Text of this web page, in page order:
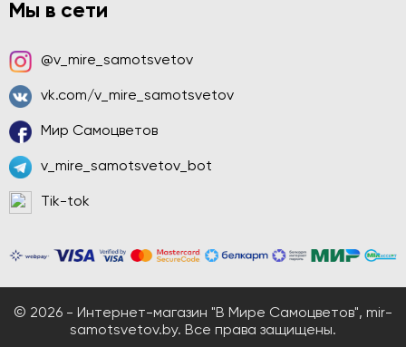
Мы в сети
@v_mire_samotsvetov
vk.com/v_mire_samotsvetov
Мир Самоцветов
v_mire_samotsvetov_bot
Tik-tok
© 2026 - Интернет-магазин "В Мире Самоцветов", mir-
samotsvetov.by. Все права защищены.